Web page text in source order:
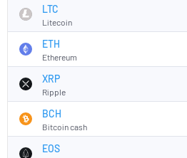
LTC
Litecoin
ETH
Ethereum
XRP
Ripple
BCH
Bitcoin cash
EOS